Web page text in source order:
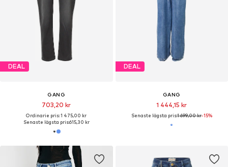
DEAL
GANG
703,20 kr
Ordinarie pris: 1 475,00 kr
Senaste lägsta pris:615,30 kr
DEAL
GANG
1 444,15 kr
Senaste lägsta pris:1 699,00 kr-15%